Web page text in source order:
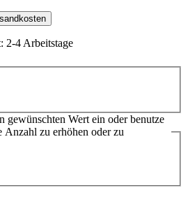
2-4 Arbeitstage
gewünschten Wert ein oder benutze
Anzahl zu erhöhen oder zu